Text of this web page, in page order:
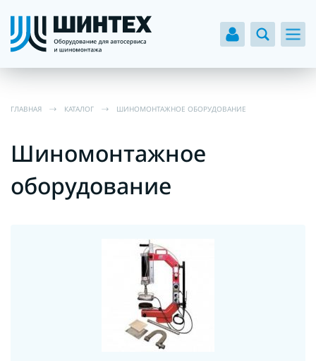
ГЛАВНАЯ КАТАЛОГ ШИНОМОНТАЖНОЕ ОБОРУДОВАНИЕ
Шиномонтажное
оборудование